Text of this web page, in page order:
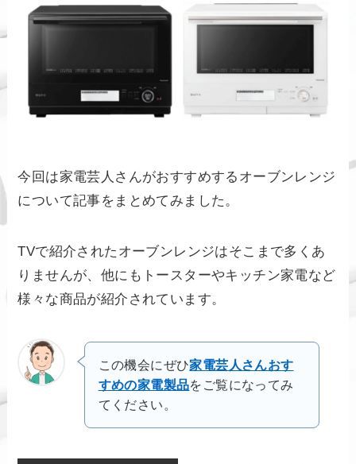
今回は家電芸人さんがおすすめするオーブンレンジ
について記事をまとめてみました。
TVで紹介されたオーブンレンジはそこまで多くあ
りませんが、他にもトースターやキッチン家電など
様々な商品が紹介されています。
この機会にぜひ家電芸人さんおす
すめの家電製品をご覧になってみ
てください。